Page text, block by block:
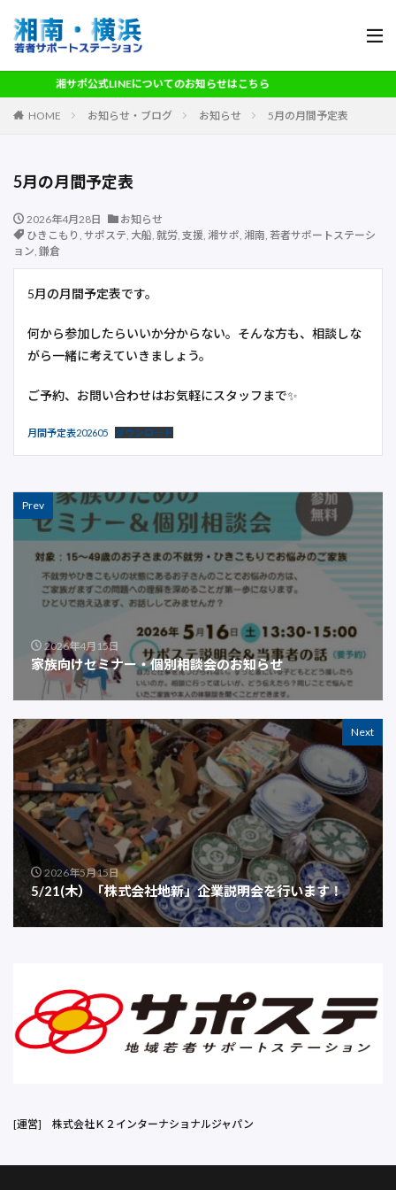
湘サポ公式LINEについてのお知らせはこちら
HOME お知らせ・ブログ お知らせ 5月の月間予定表
5月の月間予定表
2026年4月28日
お知らせ
ひきこもり , サポステ, 大船, 就労, 支援, 湘サポ, 湘南, 若者サポートステーシ
ョン, 鎌倉
5月の月間予定表です。
何から参加したらいいか分からない。そんな方も、相談しな
がら一緒に考えていきましょう。
ご予約、お問い合わせはお気軽にスタッフまで✨
月間予定表202605 ダウンロード
Prev
2026年4月15日
家族向けセミナー・個別相談会のお知らせ
Next
2026年5月15日
5/21(木）「株式会社地新」企業説明会を行います！
[運営] 株式会社Ｋ２インターナショナルジャパン